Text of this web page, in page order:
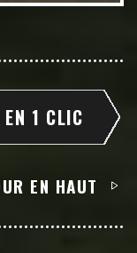
1 CLIC
EN HAUT